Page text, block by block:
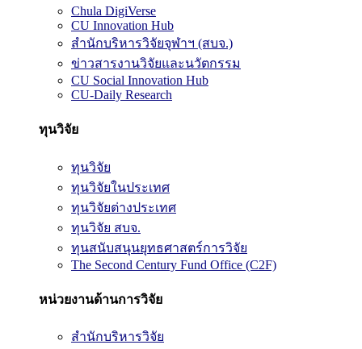
Chula DigiVerse
CU Innovation Hub
สำนักบริหารวิจัยจุฬาฯ (สบจ.)
ข่าวสารงานวิจัยและนวัตกรรม
CU Social Innovation Hub
CU-Daily Research
ทุนวิจัย
ทุนวิจัย
ทุนวิจัยในประเทศ
ทุนวิจัยต่างประเทศ
ทุนวิจัย สบจ.
ทุนสนับสนุนยุทธศาสตร์การวิจัย
The Second Century Fund Office (C2F)
หน่วยงานด้านการวิจัย
สำนักบริหารวิจัย